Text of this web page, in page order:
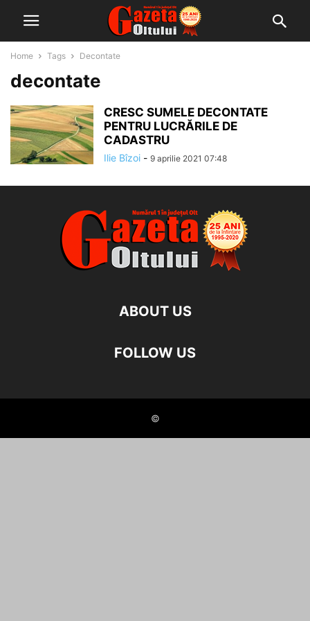
Home Tags Decontate
decontate
CRESC SUMELE DECONTATE
PENTRU LUCRĂRILE DE
CADASTRU
Ilie Bîzoi - 9 aprilie 2021 07:48
ABOUT US
FOLLOW US
©